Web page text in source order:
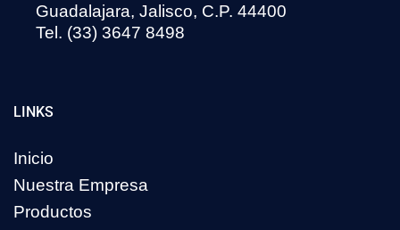
Guadalajara, Jalisco, C.P. 44400
Tel. (33) 3647 8498
LINKS
Inicio
Nuestra Empresa
Productos